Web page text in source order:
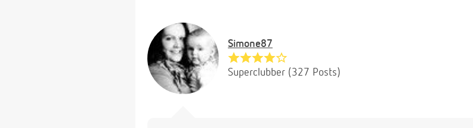
Simone87
Superclubber (327 Posts)